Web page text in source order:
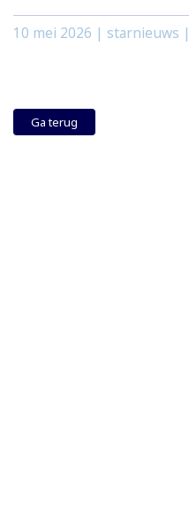
10 mei 2026 | starnieuws
Ga terug